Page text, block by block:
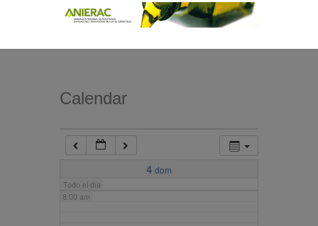
Calendar
4 dom
Todo el día
7:00 am
8:00 am